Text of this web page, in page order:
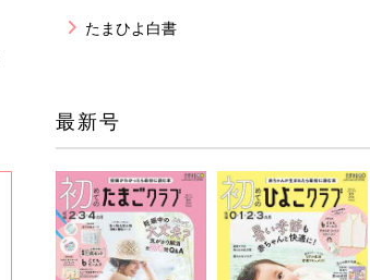
たまひよ白書
最新号